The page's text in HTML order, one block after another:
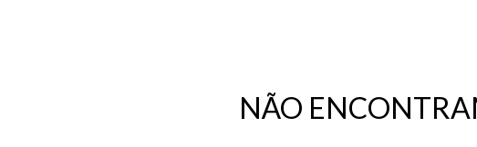
NÃO